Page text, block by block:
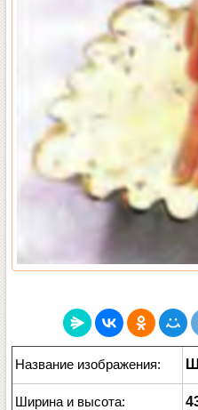
Название изображения:
Ширина и высота: